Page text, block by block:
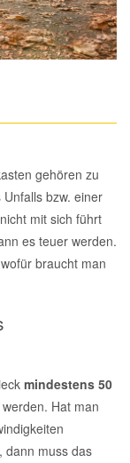
gehören zu
bzw. einer
mit sich führt
es teuer werden.
braucht man
mindestens 50
Hat man
dann muss das